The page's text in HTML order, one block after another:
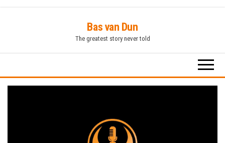
inhoud
Bas van Dun
The greatest story never told